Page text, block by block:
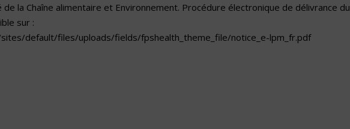
de la Chaîne alimentaire et Environnement. Procédure électronique de délivrance du
sur :
default/files/uploads/fields/fpshealth_theme_file/notice_e-lpm_fr.pdf